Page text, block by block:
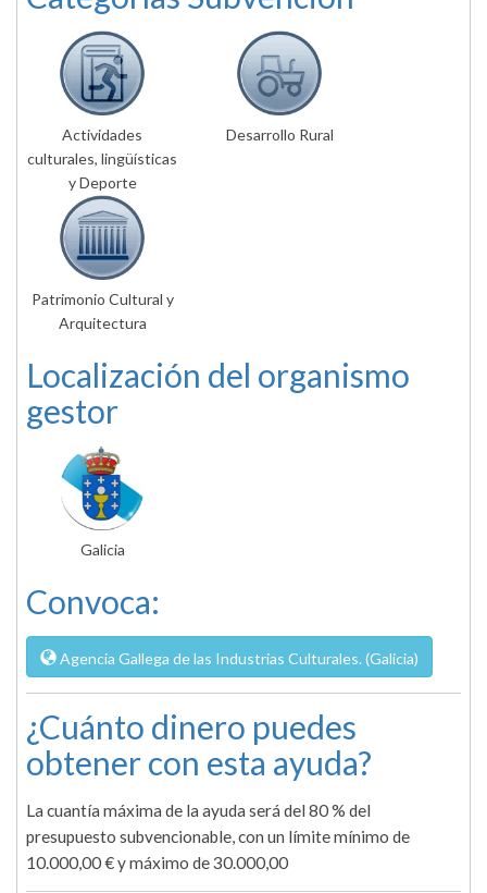
Actividades
culturales, lingüísticas
y Deporte
Desarrollo Rural
Patrimonio Cultural y
Arquitectura
Localización del organismo
gestor
Galicia
Convoca:
Agencia Gallega de las Industrias Culturales. (Galicia)
¿Cuánto dinero puedes
obtener con esta ayuda?
La cuantía máxima de la ayuda será del 80 % del
presupuesto subvencionable, con un límite mínimo de
10.000,00 € y máximo de 30.000,00